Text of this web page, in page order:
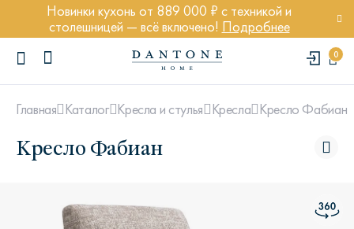
Новинки кухонь от 889 000 ₽ с техникой и
столешницей — всё включено! Подробнее
0
ПОПУЛЯРНЫЕ ЗАПРОСЫ
Главная Каталог Кресла и стулья Кресла Кресло Фабиан
Кресло Фабиан